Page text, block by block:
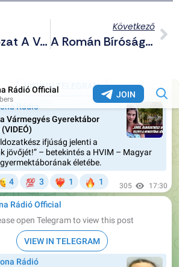
Akciósorozat A Velünk Élő Kommunizmus Ellen
Következő
A Román Bíróság Szerint Egy Ítélethez Nem Kellenek Bizonyítékok